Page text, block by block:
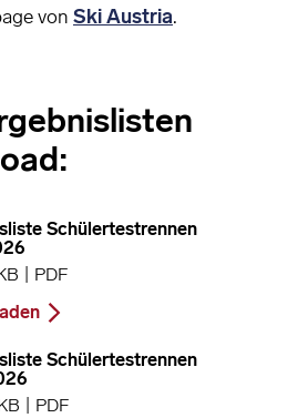
von Ski Austria.
Schülertestrennen
| PDF
Schülertestrennen
| PDF